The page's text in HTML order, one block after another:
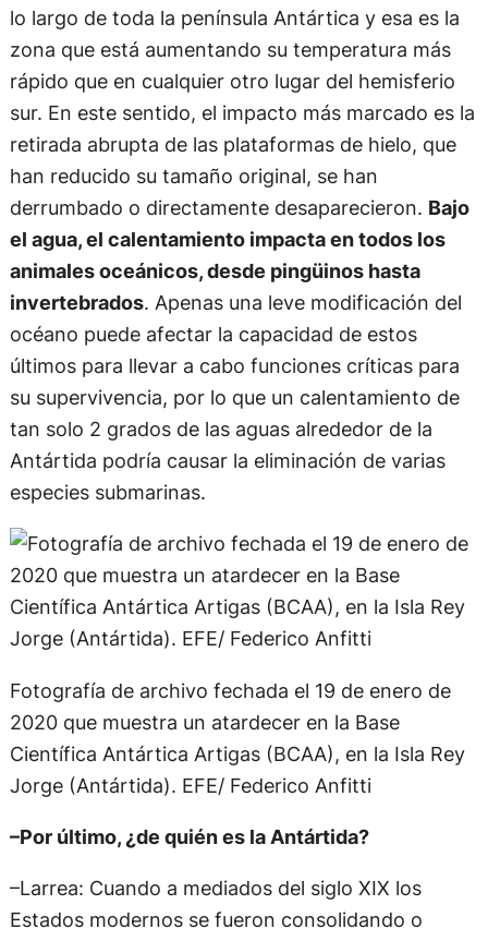
lo largo de toda la península Antártica y esa es la
zona que está aumentando su temperatura más
rápido que en cualquier otro lugar del hemisferio
sur. En este sentido, el impacto más marcado es la
retirada abrupta de las plataformas de hielo, que
han reducido su tamaño original, se han
derrumbado o directamente desaparecieron. Bajo
el agua, el calentamiento impacta en todos los
animales oceánicos, desde pingüinos hasta
invertebrados. Apenas una leve modificación del
océano puede afectar la capacidad de estos
últimos para llevar a cabo funciones críticas para
su supervivencia, por lo que un calentamiento de
tan solo 2 grados de las aguas alrededor de la
Antártida podría causar la eliminación de varias
especies submarinas.
Fotografía de archivo fechada el 19 de enero de
2020 que muestra un atardecer en la Base
Científica Antártica Artigas (BCAA), en la Isla Rey
Jorge (Antártida). EFE/ Federico Anfitti
–Por último, ¿de quién es la Antártida?
–Larrea: Cuando a mediados del siglo XIX los
Estados modernos se fueron consolidando o